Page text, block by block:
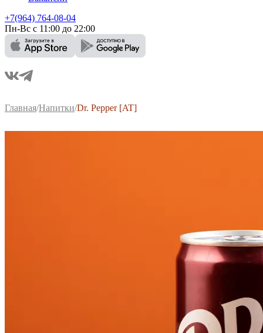
+7(964) 764-08-04
Пн-Вс с 11:00 до 22:00
Главная/Напитки/Dr. Pepper [AT]